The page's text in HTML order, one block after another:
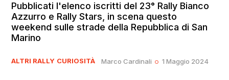
Pubblicati l'elenco iscritti del 23° Rally Bianco
Azzurro e Rally Stars, in scena questo
weekend sulle strade della Repubblica di San
Marino
ALTRI RALLY CURIOSITÀ Marco Cardinali 1 Maggio 2024